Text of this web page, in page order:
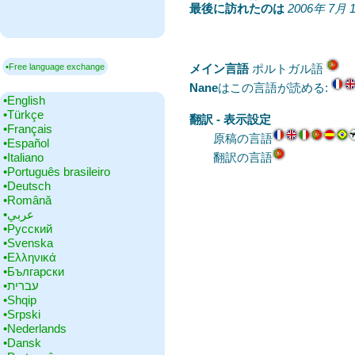
▪Free language exchange
•‎English
•‎Türkçe
•‎Français
•‎Español
•‎Italiano
•‎Português brasileiro
•‎Deutsch
•‎Română
•‎عربي
•‎Русский
•‎Svenska
•‎Ελληνικά
•‎Български
•‎עברית
•‎Shqip
•‎Srpski
•‎Nederlands
•‎Dansk
最後に訪れたのは 2006年 7月
メイン言語‎ポルトガル語
Naneはこの言語が読める:
翻訳 - 表示設定
原稿の言語
翻訳の言語